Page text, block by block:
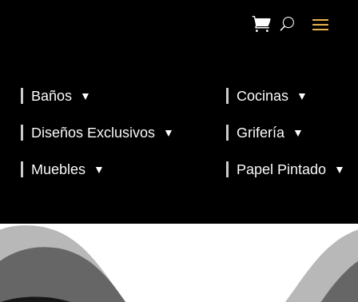
Baños ▼ Cocinas ▼
Diseños Exclusivos ▼ Grifería ▼
Muebles ▼ Papel Pintado ▼